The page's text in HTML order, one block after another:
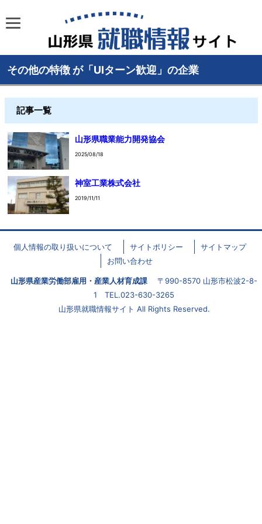
その他の特徴 が「UIターン歓迎」の企業
記事一覧
山形県職業能力開発協会
2025/08/18
神室工業株式会社
2019/11/11
個人情報の取り扱いについて サイトポリシー
サイトマップ
お問い合わせ
山形県産業労働部雇用・産業人材育成課 〒990-8570 山形市松波2-8-
1 TEL.023-630-3265
山形県就職情報サイト All Rights Reserved.